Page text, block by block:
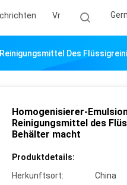
Vr
Des
Homogenisierer-
Reinigungsmittel des
Behälter macht
Produktdetails:
Herkunftsort:
China